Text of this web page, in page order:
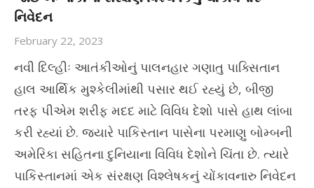
નિવેદન
February 22, 2023
નવી દિલ્હીઃ આતંકીઓનું પાલનહાર ગણાતુ પાક્સિતાન
હાલ આર્થિક મુશ્કેલીમાંથી પસાર થઈ રહ્યું છે, બીજી
તરફ પીએમ શરીફ મદદ માટે વિવિધ દેશો પાસે હાથ લાંબા
કરી રહ્યાં છે. જ્યારે પાકિસ્તાન પાસેના પરમાણુ બોમ્બની
અમેરિકા સહિતના દુનિયાના વિવિધ દેશોને ચિંતા છે. ત્યારે
પાકિસ્તાનમાં એક સંરક્ષણ વિશ્લેષકનું ચોંકાવનારુ નિવેદન